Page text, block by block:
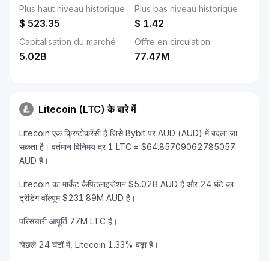
Plus haut niveau historique
$ 523.35
Plus bas niveau historique
$ 1.42
Capitalisation du marché
5.02B
Offre en circulation
77.47M
Litecoin (LTC) के बारे में
Litecoin एक क्रिप्टोकरेंसी है जिसे Bybit पर AUD (AUD) में बदला जा
सकता है। वर्तमान विनिमय दर 1 LTC = $64.85709062785057
AUD है।
Litecoin का मार्केट कैपिटलाइजेशन $5.02B AUD है और 24 घंटे का
ट्रेडिंग वॉल्यूम $231.89M AUD है।
परिसंचारी आपूर्ति 77M LTC है।
पिछले 24 घंटों में, Litecoin 1.33% बढ़ा है।